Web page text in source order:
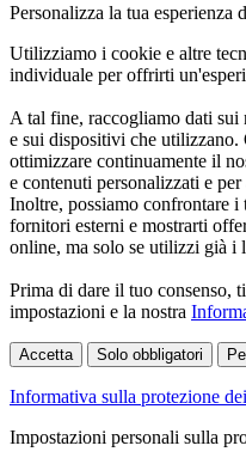
Personalizza la tua esperienza
Utilizziamo i cookie e altre
individuale per offrirti
A tal fine, raccogliamo dati
e sui dispositivi che
ottimizzare continuamente il
e contenuti personalizzati e
Inoltre, possiamo confrontare
fornitori esterni e mostrarti
online, ma solo se utilizzi già i
Prima di dare il tuo consenso,
impostazioni e la nostra
Accetta Solo obbligatori
Informativa sulla protezione
Impostazioni personali sulla